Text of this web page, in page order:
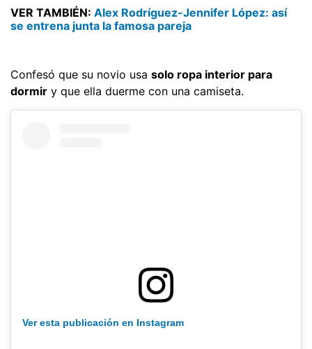
VER TAMBIÉN: Alex Rodríguez-Jennifer López: así
se entrena junta la famosa pareja
Confesó que su novio usa solo ropa interior para
dormir y que ella duerme con una camiseta.
Ver esta publicación en Instagram